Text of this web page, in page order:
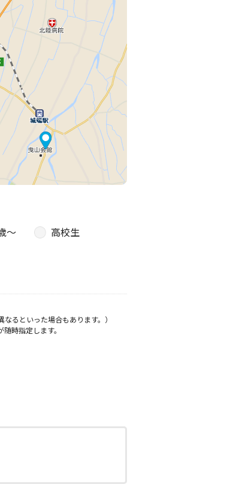
〜
高校生
るといった場合もあります。）
時指定します。